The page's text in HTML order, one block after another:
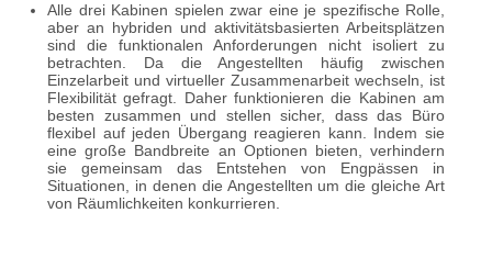
Alle drei Kabinen spielen zwar eine je spezifische Rolle,
aber an hybriden und aktivitätsbasierten Arbeitsplätzen
sind die funktionalen Anforderungen nicht isoliert zu
betrachten. Da die Angestellten häufig zwischen
Einzelarbeit und virtueller Zusammenarbeit wechseln, ist
Flexibilität gefragt. Daher funktionieren die Kabinen am
besten zusammen und stellen sicher, dass das Büro
flexibel auf jeden Übergang reagieren kann. Indem sie
eine große Bandbreite an Optionen bieten, verhindern
sie gemeinsam das Entstehen von Engpässen in
Situationen, in denen die Angestellten um die gleiche Art
von Räumlichkeiten konkurrieren.